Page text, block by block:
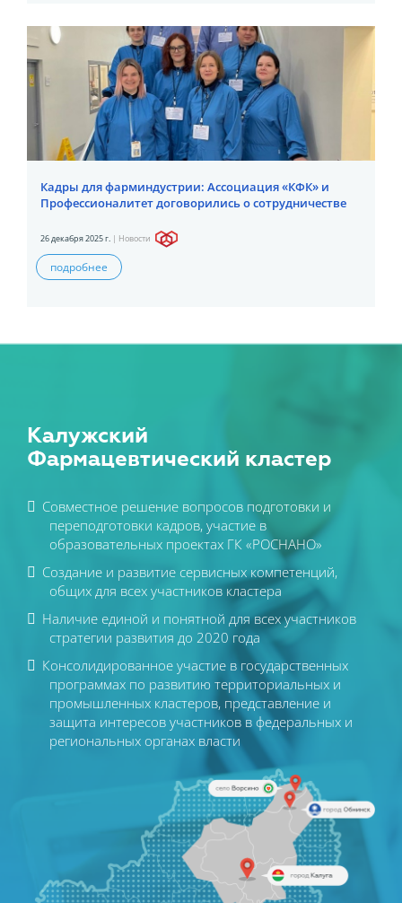
Кадры для фарминдустрии: Ассоциация «КФК» и
Профессионалитет договорились о сотрудничестве
26 декабря 2025 г. | Новости
подробнее
Калужский
Фармацевтический кластер
Совместное решение вопросов подготовки и
переподготовки кадров, участие в
образовательных проектах ГК «РОСНАНО»
Создание и развитие сервисных компетенций,
общих для всех участников кластера
Наличие единой и понятной для всех участников
стратегии развития до 2020 года
Консолидированное участие в государственных
программах по развитию территориальных и
промышленных кластеров, представление и
защита интересов участников в федеральных и
региональных органах власти